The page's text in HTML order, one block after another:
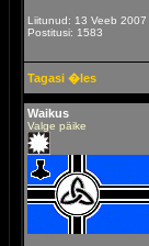
Liitunud: 13 Veeb 2007
Postitusi: 1583
Tagasi �les
Waikus
Valge päike